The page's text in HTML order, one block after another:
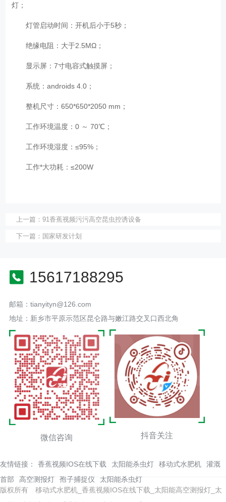
灯；
灯管启动时间：开机后小于5秒；
绝缘电阻：大于2.5MΩ；
显示屏：7寸电容式触摸屏；
系统：androids 4.0；
整机尺寸：650*650*2050 mm；
工作环境温度：0 ～ 70℃；
工作环境湿度：≤95%；
工作*大功耗：≤200W
上一篇： 91香蕉视频污污高空昆虫控诱设备
下一篇： 国家研发计划
15617188295
邮箱：tianyityn@126.com
地址：新乡市平原示范区昆仑路与嫩江路交叉口西北角
微信咨询 抖音关注
友情链接： 香蕉视频IOS在线下载 太阳能杀虫灯 移动式水肥机
灌溉
首部
高空测报灯 孢子捕捉仪
太阳能杀虫灯
版权所有 移动式水肥机_香蕉视频IOS在线下载_太阳能高空测报灯_太